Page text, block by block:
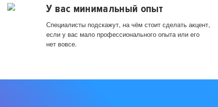
У вас минимальный опыт
Специалисты подскажут, на чём стоит сделать акцент,
если у вас мало профессионального опыта или его
нет вовсе.